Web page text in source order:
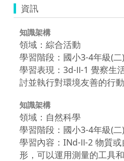
資訊
知識架構
領域：綜合活動
學習階段：國小3-4年級(二)
學習表現：3d-Ⅱ-1 覺察生
討並執行對環境友善的行動
知識架構
領域：自然科學
學習階段：國小3-4年級(二)
學習內容：INd-Ⅱ-2 物質
形，可以運用測量的工具和